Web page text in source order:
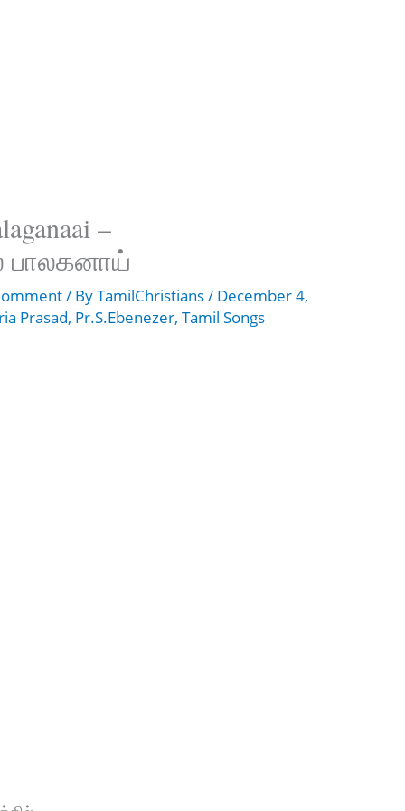
–
பாலகனாய்
/ ByTamilChristians/ December 4,
Prasad, Pr.S.Ebenezer,Tamil Songs